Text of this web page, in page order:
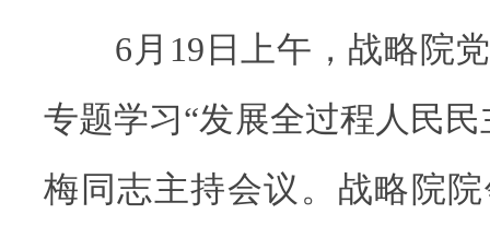
6月19日上午，战略院党
专题学习“发展全过程人民
梅同志主持会议。战略院